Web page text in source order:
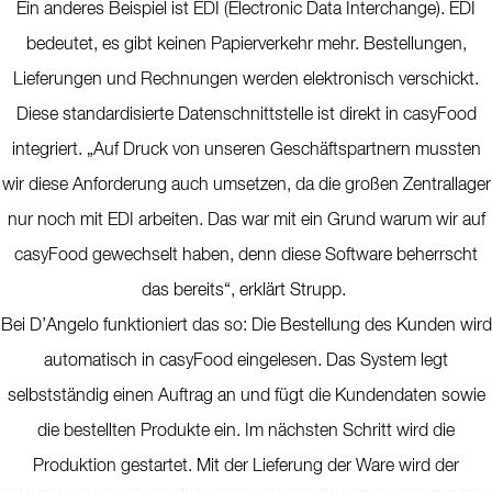
Ein anderes Beispiel ist EDI (Electronic Data Interchange). EDI
bedeutet, es gibt keinen Papierverkehr mehr. Bestellungen,
Lieferungen und Rechnungen werden elektronisch verschickt.
Diese standardisierte Datenschnittstelle ist direkt in casyFood
integriert. „Auf Druck von unseren Geschäftspartnern mussten
wir diese Anforderung auch umsetzen, da die großen Zentrallager
nur noch mit EDI arbeiten. Das war mit ein Grund warum wir auf
casyFood gewechselt haben, denn diese Software beherrscht
das bereits“, erklärt Strupp.
Bei D’Angelo funktioniert das so: Die Bestellung des Kunden wird
automatisch in casyFood eingelesen. Das System legt
selbstständig einen Auftrag an und fügt die Kundendaten sowie
die bestellten Produkte ein. Im nächsten Schritt wird die
Produktion gestartet. Mit der Lieferung der Ware wird der